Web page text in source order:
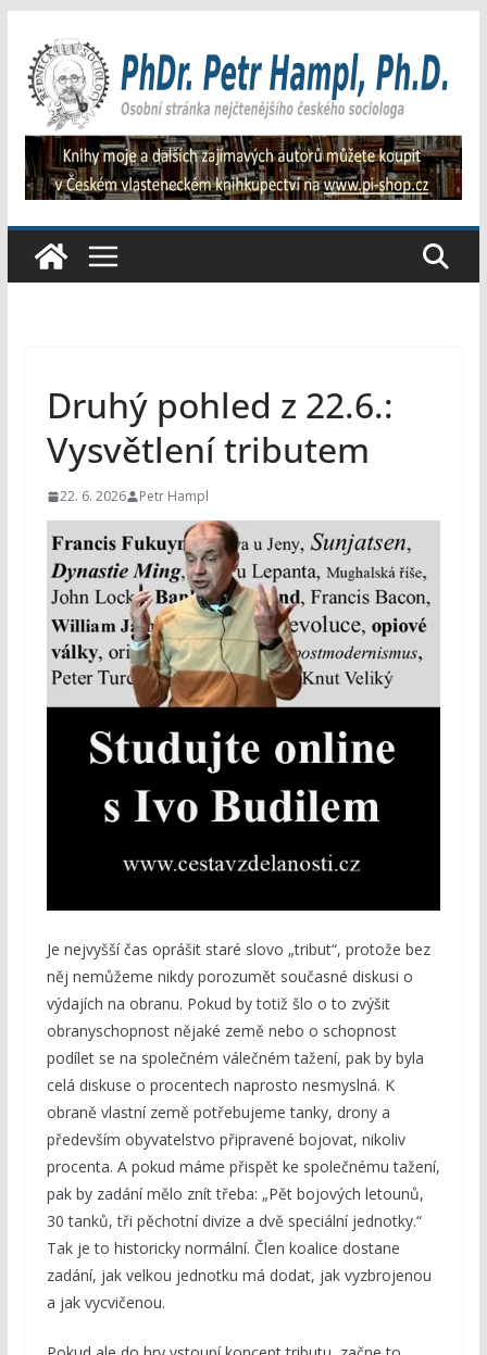
obsah
Druhý pohled z 22.6.:
Vysvětlení tributem
22. 6. 2026 Petr Hampl
Je nejvyšší čas oprášit staré slovo „tribut“, protože bez
něj nemůžeme nikdy porozumět současné diskusi o
výdajích na obranu. Pokud by totiž šlo o to zvýšit
obranyschopnost nějaké země nebo o schopnost
podílet se na společném válečném tažení, pak by byla
celá diskuse o procentech naprosto nesmyslná. K
obraně vlastní země potřebujeme tanky, drony a
především obyvatelstvo připravené bojovat, nikoliv
procenta. A pokud máme přispět ke společnému tažení,
pak by zadání mělo znít třeba: „Pět bojových letounů,
30 tanků, tři pěchotní divize a dvě speciální jednotky.“
Tak je to historicky normální. Člen koalice dostane
zadání, jak velkou jednotku má dodat, jak vyzbrojenou
a jak vycvičenou.